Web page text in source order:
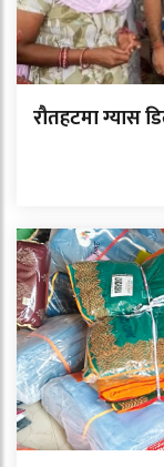
रौतहटमा ग्यास